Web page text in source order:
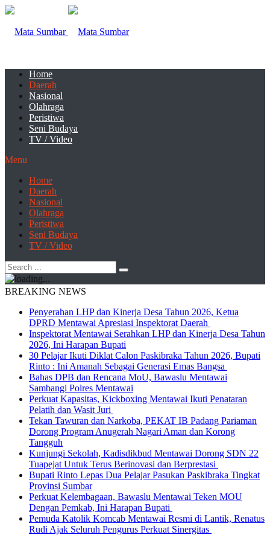
Home
Daerah
Nasional
Olahraga
Peristiwa
Seni Budaya
TV / Video
Menu
Home
Daerah
Nasional
Olahraga
Peristiwa
Seni Budaya
TV / Video
BREAKING NEWS
Penyerahan LHP dan Kinerja Desa Tahun 2026, Ketua
DPRD Mentawai Apresiasi Inspektorat Daerah
Inspektorat Mentawai Serahkan LHP dan Kinerja Desa Tahun
2026, Ini Harapan Bupati
30 Pelajar Ikuti Diklat Calon Paskibraka Tahun 2026, Bupati
Rinto : Ini Amanah Sebagai Generasi Emas Bangsa
Bahas DPB dan Rencana MoU, Bawaslu Mentawai
Sambangi Polres Mentawai
Perkuat Kapasitas, Kickboxing Mentawai Ikuti Penataran
Pelatih dan Wasit Juri
Tekan Tawuran dan Narkoba, PEKAT IB Padang Pariaman
Dorong Program Anugerah Nagari Aman dan Korong
Tangguh
Kunjungi Sekolah, Kadisdikbud Mentawai Dorong SDN 22
Tuapejat Untuk Terus Berinovasi dan Berprestasi
Bupati Rinto Lepas Dua Pelajar Pasukan Paskibraka Tingkat
Provinsi Sumbar
Perkuat Kelembagaan, Bawaslu Mentawai Teken MOU
Dengan Pemkab, Ini Harapan Bupati
Pemuda Katolik Komcab Mentawai Resmi di Lantik, Renatus
Rudi Ajak Seluruh Pengurus Perkuat Sinergitas